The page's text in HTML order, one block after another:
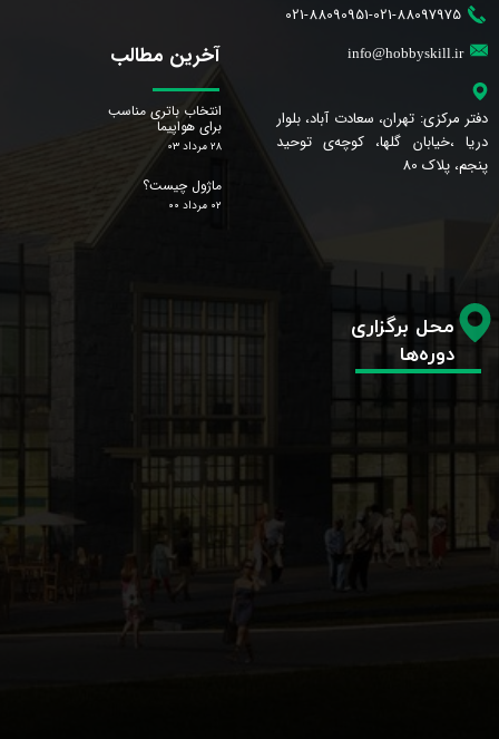
021-88090951-021-88097975
info@hobbyskill.ir
دفتر مرکزی: تهران، سعادت آباد، بلوار
دریا ،خیابان گلها، کوچه‌ی توحید
پنجم، پلاک 80
آخرین مطالب
انتخاب باتری مناسب
برای هواپیما
۲۸ مرداد ۰۳
ماژول چیست؟
۰۲ مرداد ۰۰
محل برگزاری
دوره‌ها